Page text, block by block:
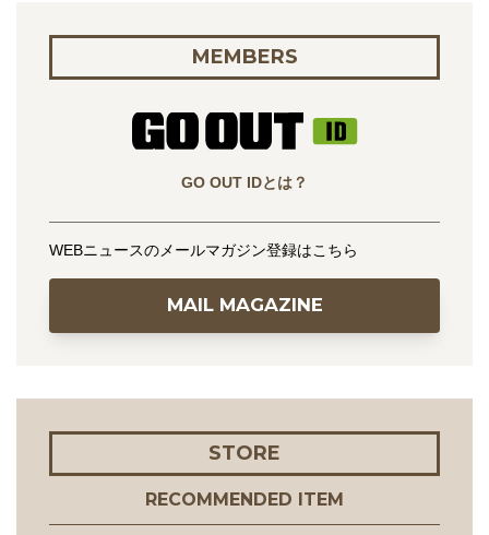
MEMBERS
GO OUT IDとは？
WEBニュースのメールマガジン登録はこちら
MAIL MAGAZINE
STORE
RECOMMENDED ITEM